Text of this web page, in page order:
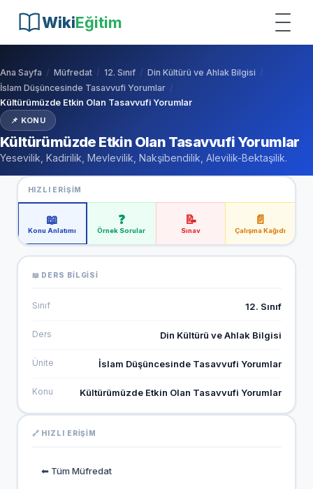
WikiEğitim
Ana Sayfa Müfredat 12. Sınıf
Din Kültürü ve Ahlak Bilgisi
İslam Düşüncesinde Tasavvufi Yorumlar
Kültürümüzde Etkin Olan Tasavvufi Yorumlar
📌 KONU
Kültürümüzde Etkin Olan Tasavvufi Yorumlar
Yesevilik, Kadirilik, Mevlevilik, Nakşibendilik, Alevilik-Bektaşilik.
HIZLI ERIŞIM
📖
Konu Anlatımı
❓
Örnek Sorular
📝
Sınav
📄
Çalışma Kağıdı
📖 DERS BILGISI
Sınıf 12. Sınıf
Ders Din Kültürü ve Ahlak Bilgisi
Ünite İslam Düşüncesinde Tasavvufi Yorumlar
Konu Kültürümüzde Etkin Olan Tasavvufi Yorumlar
🔗 HIZLI ERIŞIM
⬅ Tüm Müfredat